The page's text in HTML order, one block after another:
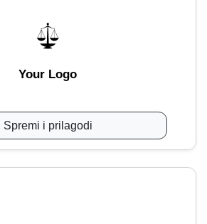
Your Logo
Spremi i prilagodi